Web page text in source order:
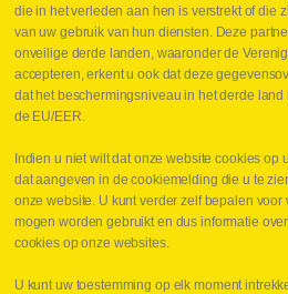
Abraham Hansstraat 7 ,B-8800 Roeselare
Tel. +32 (0)51 24 06 05
E-mail info@vbparts.be
⏳ Laatste maand
⏳ Laatste kans voor
snelkoppelingen!
1 juni 2026
die in het verleden aan hen is verstrekt of die
van uw gebruik van hun diensten. Deze
onveilige derde landen, waaronder de
accepteren, erkent u ook dat deze
dat het beschermingsniveau in het derde
de EU/EER.
Indien u niet wilt dat onze website cookies op
dat aangeven in de cookiemelding die u te
onze website. U kunt verder zelf bepalen
mogen worden gebruikt en dus informatie
cookies op onze websites.
U kunt uw toestemming op elk moment